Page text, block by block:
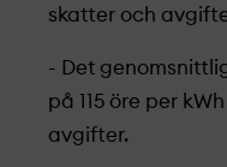
skatter och
- Det
på 115 öre per
avgifter.